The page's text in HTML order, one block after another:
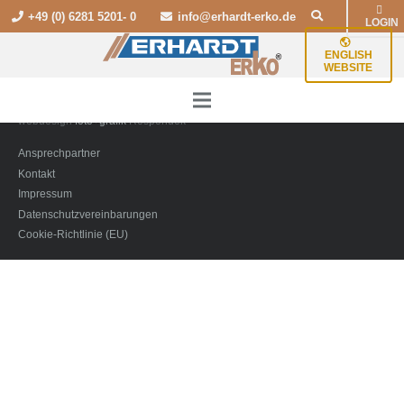
+49 (0) 6281 5201- 0 info@erhardt-erko.de LOGIN
ENGLISH
WEBSITE
© Copyright Erhardt-ERKO
webdesignfoto+grafikRespondek
Ansprechpartner
Kontakt
Impressum
Datenschutzvereinbarungen
Cookie-Richtlinie (EU)